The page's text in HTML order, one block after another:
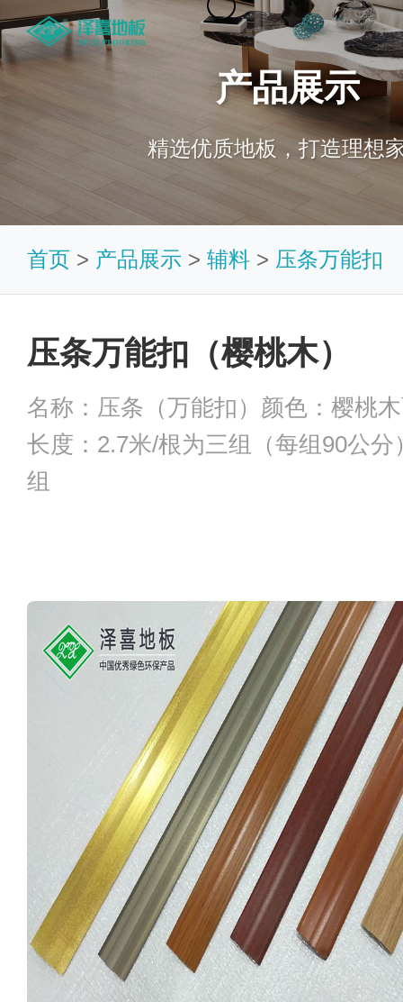
产品展示
精选优质地板，打造理想
首页 > 产品展示 > 辅料 > 压条万能扣
压条万能扣（樱桃木）
名称：压条（万能扣）颜色：樱桃
长度：2.7米/根为三组（每组90公分
组